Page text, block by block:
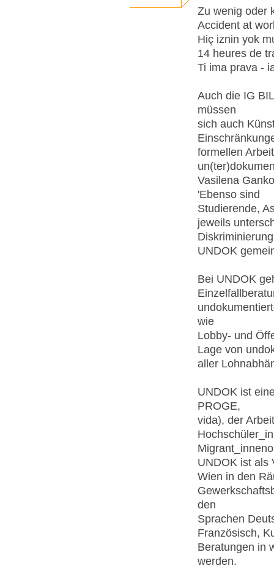
Zu wenig oder
Accident at
Hiç iznin yok
14 heures de
Ti ima prava -
Auch die IG
müssen
sich auch
formellen
Vasilena
'Ebenso sind
Studierende,
jeweils
UNDOK
Bei UNDOK
wie
Lobby- und
Lage von
aller
UNDOK ist
PROGE,
vida), der
UNDOK ist als
Wien in den
den
Sprachen
Französisch,
Beratungen in
werden.